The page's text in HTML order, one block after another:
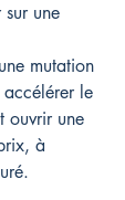
une
mutation
le
ouvrir une
à